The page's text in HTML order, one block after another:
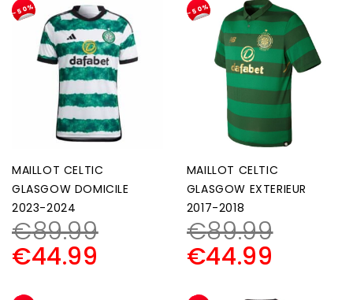
-50%
MAILLOT CELTIC
GLASGOW DOMICILE
2023-2024
€89.99
€44.99
-50%
MAILLOT CELTIC
GLASGOW EXTERIEUR
2017-2018
€89.99
€44.99